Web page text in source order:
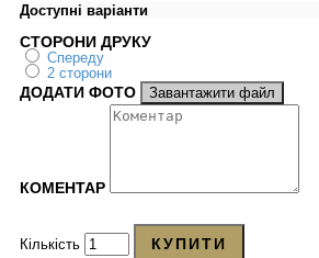
Доступні варіанти
СТОРОНИ ДРУКУ
Спереду
2 сторони
ДОДАТИ ФОТО Завантажити файл
КОМЕНТАР
Кількість КУПИТИ